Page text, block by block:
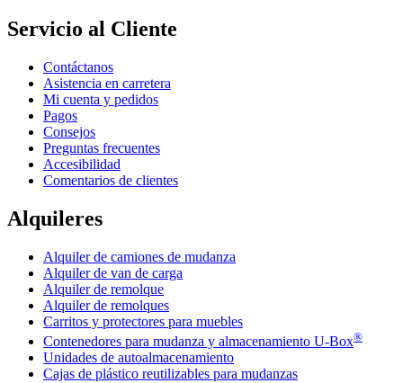
Servicio al Cliente
Contáctanos
Asistencia en carretera
Mi cuenta y pedidos
Pagos
Consejos
Preguntas frecuentes
Accesibilidad
Comentarios de clientes
Alquileres
Alquiler de camiones de mudanza
Alquiler de van de carga
Alquiler de remolque
Alquiler de remolques
Carritos y protectores para muebles
Contenedores para mudanza y almacenamiento U-Box®
Unidades de autoalmacenamiento
Cajas de plástico reutilizables para mudanzas